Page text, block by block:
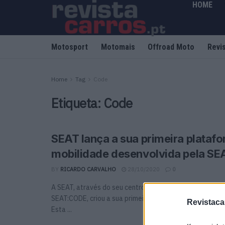
HOME
Motosport Motomais Offroad Moto
Home Tag Code
Etiqueta: Code
SEAT lança a sua primeira
mobilidade desenvolvida pela
BY RICARDO CARVALHO 28/10/2020 0
A SEAT, através do seu centro de desenvolvimento de
SEAT:CODE, criou a sua primeira plataforma de
Esta ...